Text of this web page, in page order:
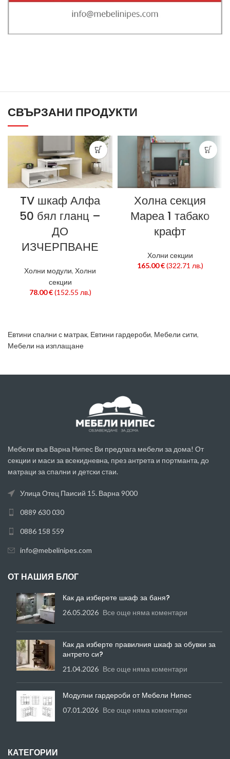
СВЪРЗАНИ ПРОДУКТИ
TV шкаф Алфа
50 бял гланц –
ДО
ИЗЧЕРПВАНЕ
Холни модули, Холни
секции
78.00€ (152.55 лв.)
Холна секция
Мареа 1 табако
крафт
Холни секции
165.00€ (322.71 лв.)
Евтини спални с матрак, Евтини гардероби, Мебели сити,
Мебели на изплащане
Мебели във Варна Нипес Ви предлага мебели за дома! От
секции и маси за всекидневна, през антрета и портманта, до
матраци за спални и детски стаи.
Улица Отец Паисий 15. Варна 9000
0889 630 030
0886 158 559
info@mebelinipes.com
ОТ НАШИЯ БЛОГ
Как да изберете шкаф за баня?
26.05.2026 Все още няма коментари
Как да изберте правилния шкаф за обувки за
антрето си?
21.04.2026 Все още няма коментари
Модулни гардероби от Мебели Нипес
07.01.2026 Все още няма коментари
КАТЕГОРИИ